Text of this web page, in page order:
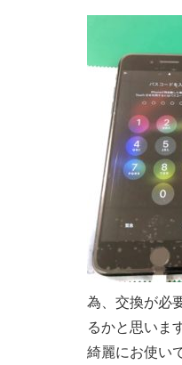
為、交換が必
るかと思います
綺麗にお使い